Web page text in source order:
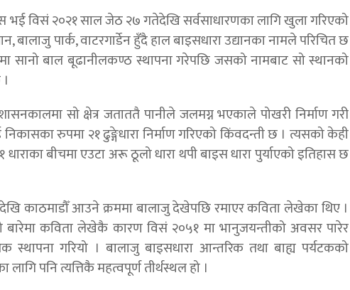
भई विसं २०२१ साल जेठ २७ गतेदेखि सर्वसाधारणका लागि खुला गरिएको
बालाजु पार्क, वाटरगार्डेन हुँदै हाल बाइसधारा उद्यानका नामले परिचित छ
सानो बाल बूढानीलकण्ठ स्थापना गरेपछि जसको नामबाट सो स्थानको
सो क्षेत्र जताततै पानीले जलमग्न भएकाले पोखरी निर्माण गरी
रुपमा २१ ढुङ्गेधारा निर्माण गरिएको किंवदन्ती छ । त्यसको केही
बीचमा एउटा अरू ठूलो धारा थपी बाइस धारा पुर्याएको इतिहास छ
काठमाडौँ आउने क्रममा बालाजु देखेपछि रमाएर कविता लेखेका थिए ।
बारेमा कविता लेखेकै कारण विसं २०५१ मा भानुजयन्तीको अवसर पारेर
गरियो । बालाजु बाइसधारा आन्तरिक तथा बाह्य पर्यटकको
लागि पनि त्यत्तिकै महत्वपूर्ण तीर्थस्थल हो ।